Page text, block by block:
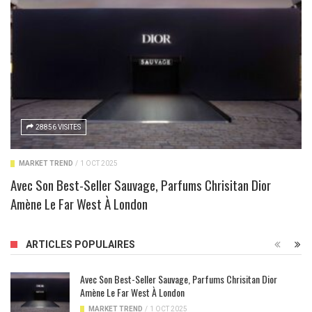
28856 VISITES
MARKET TREND / 1 OCT 2025
Avec Son Best-Seller Sauvage, Parfums Chrisitan Dior
Amène Le Far West À London
ARTICLES POPULAIRES
Avec Son Best-Seller Sauvage, Parfums Chrisitan Dior
Amène Le Far West À London
MARKET TREND / 1 OCT 2025